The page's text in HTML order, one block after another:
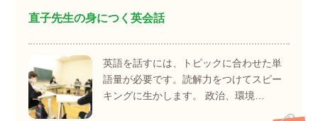
直子先生の身につく英会話
英語を話すには、トピックに合わせた単
語量が必要です。読解力をつけてスピー
キングに生かします。 政治、環境…